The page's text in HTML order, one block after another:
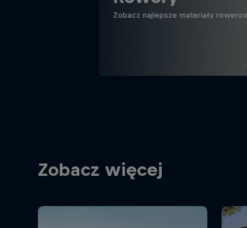
Zobacz najlepsze materiały
Zobacz więcej